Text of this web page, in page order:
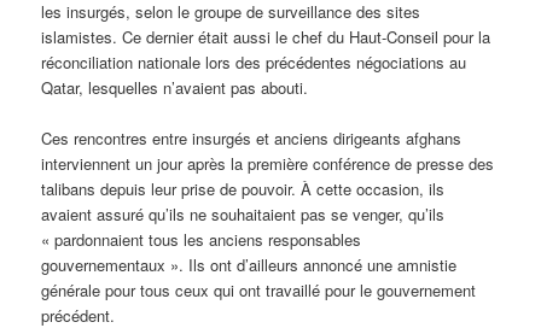
les insurgés, selon le groupe de surveillance des sites
islamistes. Ce dernier était aussi le chef du Haut-Conseil pour la
réconciliation nationale lors des précédentes négociations au
Qatar, lesquelles n’avaient pas abouti.
Ces rencontres entre insurgés et anciens dirigeants afghans
interviennent un jour après la première conférence de presse des
talibans depuis leur prise de pouvoir. À cette occasion, ils
avaient assuré qu’ils ne souhaitaient pas se venger, qu’ils
« pardonnaient tous les anciens responsables
gouvernementaux ». Ils ont d’ailleurs annoncé une amnistie
générale pour tous ceux qui ont travaillé pour le gouvernement
précédent.